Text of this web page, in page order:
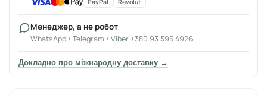
PayPal Revolut
Менеджер, а не робот
WhatsApp / Telegram / Viber +380 93 595 4926
Докладно про міжнародну доставку →